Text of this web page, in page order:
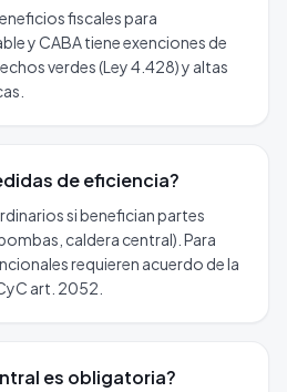
fiscales para
y CABA tiene exenciones de
verdes (Ley 4.428) y altas
de eficiencia?
si benefician partes
caldera central). Para
requieren acuerdo de la
art. 2052.
es obligatoria?